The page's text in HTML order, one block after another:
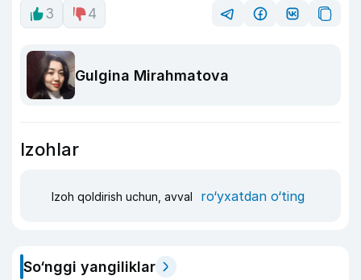
3 4
Gulgina Mirahmatova
Izohlar
Izoh qoldirish uchun, avval ro‘yxatdan o‘ting
So‘nggi yangiliklar